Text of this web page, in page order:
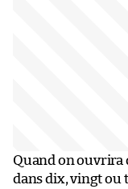
Quand on ouvrira
dans dix, vingt ou